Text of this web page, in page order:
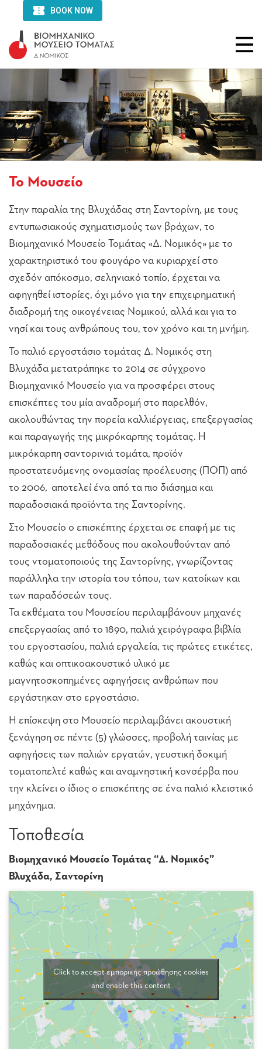
Το Μουσείο
Στην παραλία της Βλυχάδας στη Σαντορίνη, με τους
εντυπωσιακούς σχηματισμούς των βράχων, το
Βιομηχανικό Μουσείο Τομάτας «Δ. Νομικός» με το
χαρακτηριστικό του φουγάρο να κυριαρχεί στο
σχεδόν απόκοσμο, σεληνιακό τοπίο, έρχεται να
αφηγηθεί ιστορίες, όχι μόνο για την επιχειρηματική
διαδρομή της οικογένειας Νομικού, αλλά και για το
νησί και τους ανθρώπους του, τον χρόνο και τη μνήμη.
Το παλιό εργοστάσιο τομάτας Δ. Νομικός στη
Βλυχάδα μετατράπηκε το 2014 σε σύγχρονο
Βιομηχανικό Μουσείο για να προσφέρει στους
επισκέπτες του μία αναδρομή στο παρελθόν,
ακολουθώντας την πορεία καλλιέργειας, επεξεργασίας
και παραγωγής της μικρόκαρπης τομάτας. Η
μικρόκαρπη σαντορινιά τομάτα, προϊόν
προστατευόμενης ονομασίας προέλευσης (ΠΟΠ) από
το 2006, αποτελεί ένα από τα πιο διάσημα και
παραδοσιακά προϊόντα της Σαντορίνης.
Στο Μουσείο ο επισκέπτης έρχεται σε επαφή με τις
παραδοσιακές μεθόδους που ακολουθούνταν από
τους ντοματοποιούς της Σαντορίνης, γνωρίζοντας
παράλληλα την ιστορία του τόπου, των κατοίκων και
των παραδόσεών τους.
Τα εκθέματα του Μουσείου περιλαμβάνουν μηχανές
επεξεργασίας από το 1890, παλιά χειρόγραφα βιβλία
του εργοστασίου, παλιά εργαλεία, τις πρώτες ετικέτες,
καθώς και οπτικοακουστικό υλικό με
μαγνητοσκοπημένες αφηγήσεις ανθρώπων που
εργάστηκαν στο εργοστάσιο.
Η επίσκεψη στο Μουσείο περιλαμβάνει ακουστική
ξενάγηση σε πέντε (5) γλώσσες, προβολή ταινίας με
αφηγήσεις των παλιών εργατών, γευστική δοκιμή
τοματοπελτέ καθώς και αναμνηστική κονσέρβα που
την κλείνει ο ίδιος ο επισκέπτης σε ένα παλιό κλειστικό
μηχάνημα.
Τοποθεσία
Βιομηχανικό Μουσείο Τομάτας “Δ. Νομικός”
Βλυχάδα, Σαντορίνη
Click to accept εμπορικής προώθησης cookies
and enable this content